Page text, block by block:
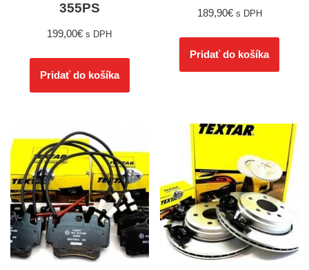
355PS
199,00€ s DPH
Pridať do košíka
189,90€ s DPH
Pridať do košíka